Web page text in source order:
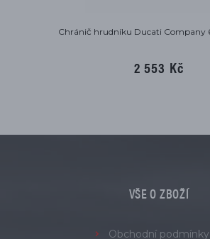
Chránič hrudníku Ducati Company
2 553 Kč
VŠE O ZBOŽÍ
Obchodní podmínky